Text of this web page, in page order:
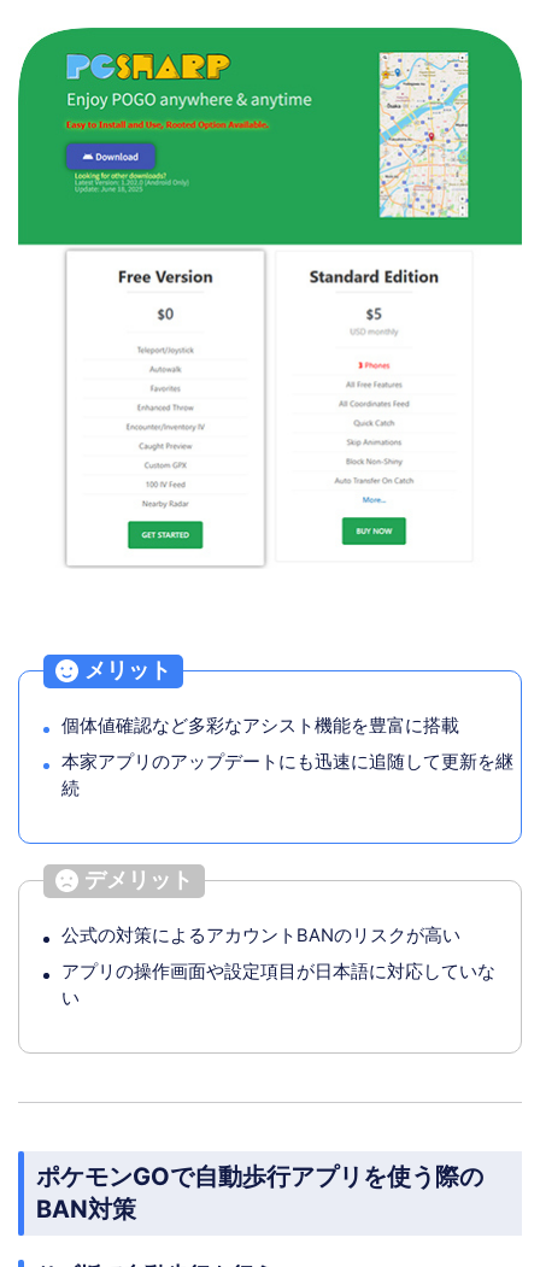
メリット
個体値確認など多彩なアシスト機能を豊富に搭載
本家アプリのアップデートにも迅速に追随して更新を継
続
デメリット
公式の対策によるアカウントBANのリスクが高い
アプリの操作画面や設定項目が日本語に対応していな
い
ポケモンGOで自動歩行アプリを使う際の
BAN対策